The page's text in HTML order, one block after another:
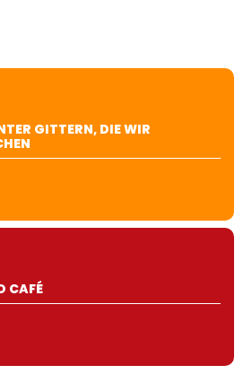
GITTERN, DIE WIR
CAFÉ